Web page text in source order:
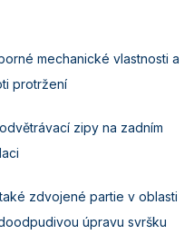
mechanické vlastnosti a
protržení
zipy na zadním
zdvojené partie v oblasti
úpravu svršku